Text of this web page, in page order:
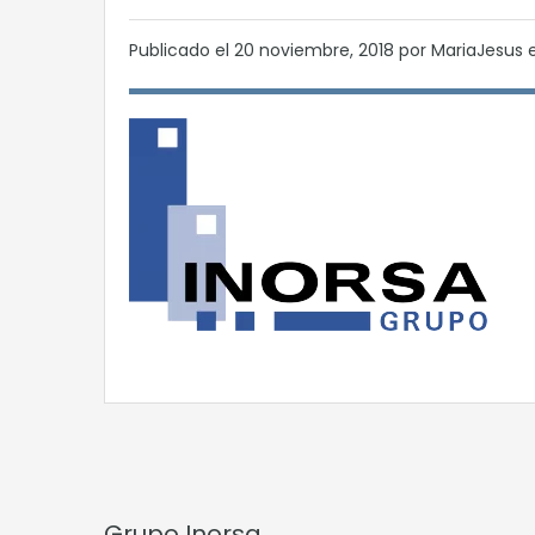
Publicado el 20 noviembre, 2018 por MariaJesus